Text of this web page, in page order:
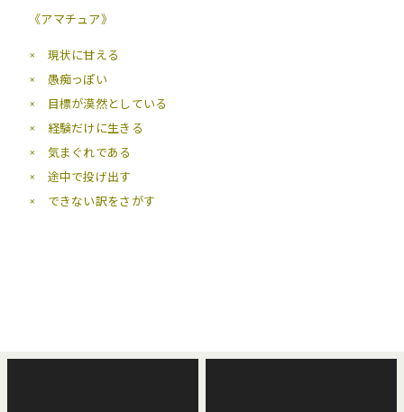
《アマチュア》
× 現状に甘える
× 愚痴っぽい
× 目標が漠然としている
× 経験だけに生きる
× 気まぐれである
× 途中で投げ出す
× できない訳をさがす